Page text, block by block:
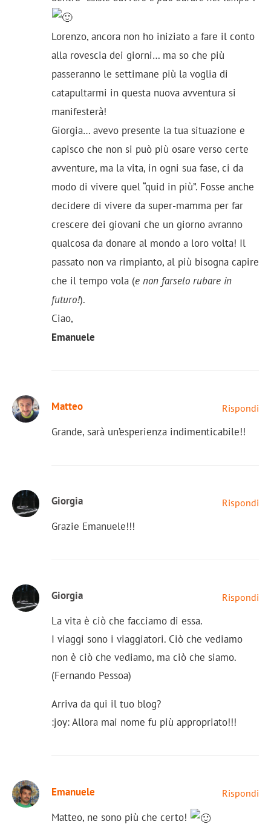
Lorenzo, ancora non ho iniziato a fare il conto
alla rovescia dei giorni… ma so che più
passeranno le settimane più la voglia di
catapultarmi in questa nuova avventura si
manifesterà!
Giorgia… avevo presente la tua situazione e
capisco che non si può più osare verso certe
avventure, ma la vita, in ogni sua fase, ci da
modo di vivere quel “quid in più”. Fosse anche
decidere di vivere da super-mamma per far
crescere dei giovani che un giorno avranno
qualcosa da donare al mondo a loro volta! Il
passato non va rimpianto, al più bisogna capire
che il tempo vola (e non farselo rubare in
futuro!).
Ciao,
Emanuele
Matteo Rispondi
Grande, sarà un’esperienza indimenticabile!!
Giorgia Rispondi
Grazie Emanuele!!!
Giorgia Rispondi
La vita è ciò che facciamo di essa.
I viaggi sono i viaggiatori. Ciò che vediamo
non è ciò che vediamo, ma ciò che siamo.
(Fernando Pessoa)
Arriva da qui il tuo blog?
:joy: Allora mai nome fu più appropriato!!!
Emanuele Rispondi
Matteo, ne sono più che certo!